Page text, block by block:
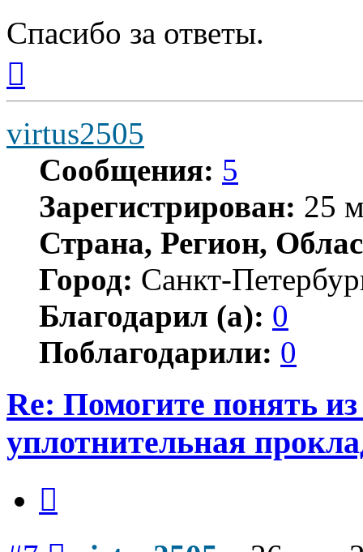
Спасибо за ответы.
началу
virtus2505
Сообщения: 5
Зарегистрирован: 25
Страна, Регион,
Город: Санкт-
Благодарил (а): 0
Поблагодарили: 0
Re: Помогите понять из
уплотнительная